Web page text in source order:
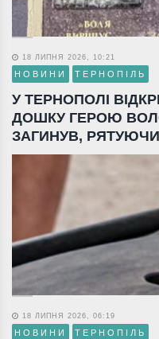
18 ЛИПНЯ 2026, 10:21
НОВИНИ ТЕРНОПІЛЬ
У ТЕРНОПОЛІ
ДОШКУ ГЕРОЮ
ЗАГИНУВ,
18 ЛИПНЯ 2026, 06:19
НОВИНИ ТЕРНОПІЛЬ